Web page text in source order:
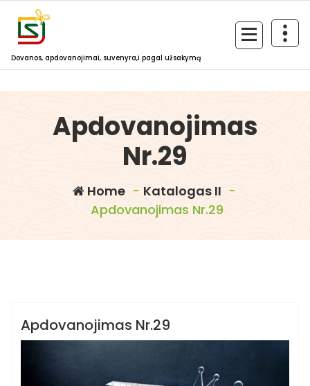
content
Dovanos, apdovanojimai, suvenyra,i pagal užsakymą
Apdovanojimas
Nr.29
Home- Katalogas II -
Apdovanojimas Nr.29
Katalogas II
Apdovanojimas Nr.29